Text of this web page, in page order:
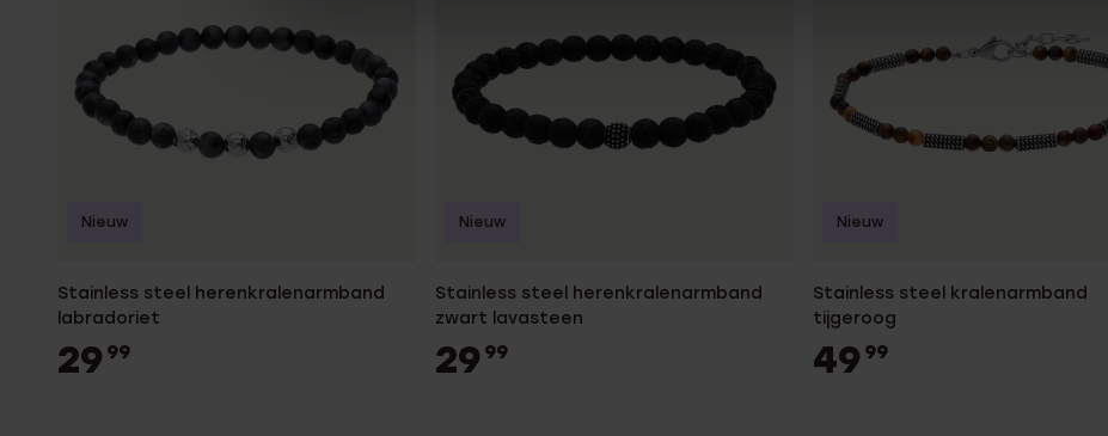
Stainless steel herenkralenarmband
labradoriet
29 99
Nieuw
Stainless steel herenkralenarmband
zwart lavasteen
29 99
Nieuw
Stainless steel kralenarmband
tijgeroog
49 99
Nieuw